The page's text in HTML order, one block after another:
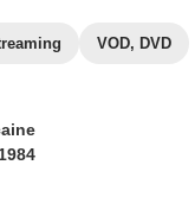
VOD, DVD